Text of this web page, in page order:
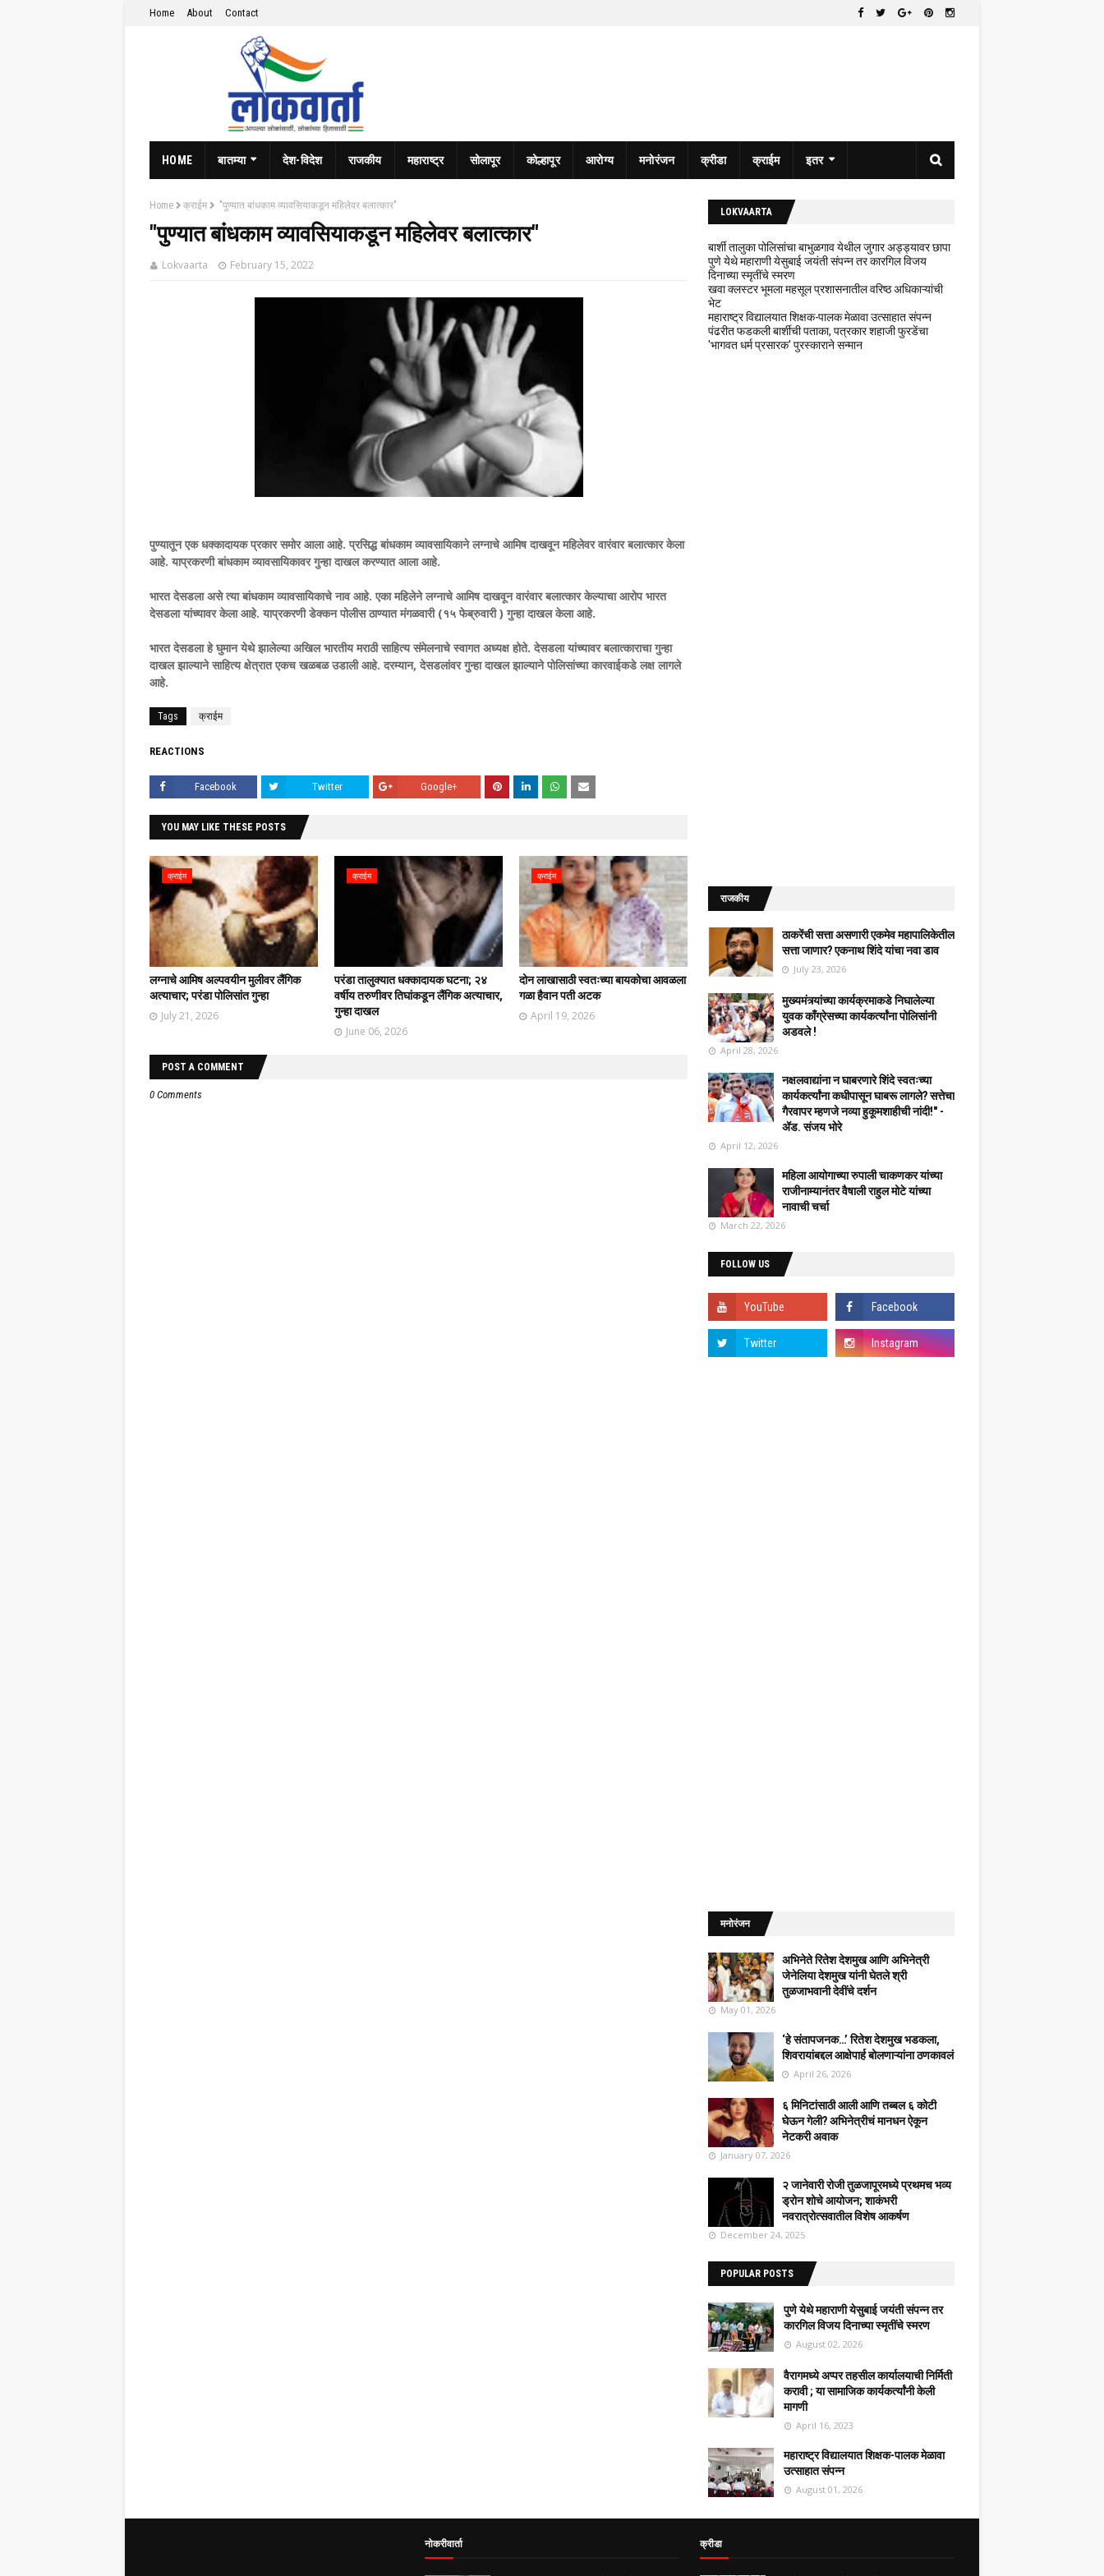
Home About Contact
HOME बातम्या देश-विदेश राजकीय महाराष्ट्र सोलापूर कोल्हापूर आरोग्य मनोरंजन क्रीडा क्राईम इतर
Home क्राईम "पुण्यात बांधकाम व्यावसियाकडून महिलेवर बलात्कार"
"पुण्यात बांधकाम व्यावसियाकडून महिलेवर बलात्कार"
Lokvaarta February 15, 2022
पुण्यातून एक धक्कादायक प्रकार समोर आला आहे. प्रसिद्ध बांधकाम व्यावसायिकाने लग्नाचे आमिष दाखवून महिलेवर वारंवार बलात्कार केला
आहे. याप्रकरणी बांधकाम व्यावसायिकावर गुन्हा दाखल करण्यात आला आहे.
भारत देसडला असे त्या बांधकाम व्यावसायिकाचे नाव आहे. एका महिलेने लग्नाचे आमिष दाखवून वारंवार बलात्कार केल्याचा आरोप भारत
देसडला यांच्यावर केला आहे. याप्रकरणी डेक्कन पोलीस ठाण्यात मंगळवारी (१५ फेब्रुवारी ) गुन्हा दाखल केला आहे.
भारत देसडला हे घुमान येथे झालेल्या अखिल भारतीय मराठी साहित्य संमेलनाचे स्वागत अध्यक्ष होते. देसडला यांच्यावर बलात्काराचा गुन्हा
दाखल झाल्याने साहित्य क्षेत्रात एकच खळबळ उडाली आहे. दरम्यान, देसडलांवर गुन्हा दाखल झाल्याने पोलिसांच्या कारवाईकडे लक्ष लागले
आहे.
Tags क्राईम
REACTIONS
Facebook Twitter Google+
YOU MAY LIKE THESE POSTS
क्राईम
लग्नाचे आमिष अल्पवयीन मुलीवर लैंगिक
अत्याचार; परंडा पोलिसांत गुन्हा
July 21, 2026
क्राईम
परंडा तालुक्यात धक्कादायक घटना; २४
वर्षीय तरुणीवर तिघांकडून लैंगिक अत्याचार,
गुन्हा दाखल
June 06, 2026
क्राईम
दोन लाखासाठी स्वतःच्या बायकोचा आवळला
गळा हैवान पती अटक
April 19, 2026
POST A COMMENT
0 Comments
LOKVAARTA
बार्शी तालुका पोलिसांचा बाभुळगाव येथील जुगार अड्ड्यावर छापा
पुणे येथे महाराणी येसुबाई जयंती संपन्न तर कारगिल विजय
दिनाच्या स्मृतींचे स्मरण
खवा क्लस्टर भूमला महसूल प्रशासनातील वरिष्ठ अधिकाऱ्यांची
भेट
महाराष्ट्र विद्यालयात शिक्षक-पालक मेळावा उत्साहात संपन्न
पंढरीत फडकली बार्शीची पताका, पत्रकार शहाजी फुरडेंचा
'भागवत धर्म प्रसारक' पुरस्काराने सन्मान
राजकीय
ठाकरेंची सत्ता असणारी एकमेव महापालिकेतील
सत्ता जाणार? एकनाथ शिंदे यांचा नवा डाव
July 23, 2026
मुख्यमंत्र्यांच्या कार्यक्रमाकडे निघालेल्या
युवक काँग्रेसच्या कार्यकर्त्यांना पोलिसांनी
अडवले !
April 28, 2026
नक्षलवाद्यांना न घाबरणारे शिंदे स्वतःच्या
कार्यकर्त्यांना कधीपासून घाबरू लागले? सत्तेचा
गैरवापर म्हणजे नव्या हुकूमशाहीची नांदी!" -
ॲड. संजय भोरे
April 12, 2026
महिला आयोगाच्या रुपाली चाकणकर यांच्या
राजीनाम्यानंतर वैषाली राहुल मोटे यांच्या
नावाची चर्चा
March 22, 2026
FOLLOW US
मनोरंजन
अभिनेते रितेश देशमुख आणि अभिनेत्री
जेनेलिया देशमुख यांनी घेतले श्री
तुळजाभवानी देवींचे दर्शन
May 01, 2026
‘हे संतापजनक…’ रितेश देशमुख भडकला,
शिवरायांबद्दल आक्षेपार्ह बोलणाऱ्यांना ठणकावलं
April 26, 2026
६ मिनिटांसाठी आली आणि तब्बल ६ कोटी
घेऊन गेली? अभिनेत्रीचं मानधन ऐकून
नेटकरी अवाक
January 07, 2026
२ जानेवारी रोजी तुळजापूरमध्ये प्रथमच भव्य
ड्रोन शोचे आयोजन; शाकंभरी
नवरात्रोत्सवातील विशेष आकर्षण
December 24, 2025
POPULAR POSTS
पुणे येथे महाराणी येसुबाई जयंती संपन्न तर
कारगिल विजय दिनाच्या स्मृतींचे स्मरण
August 02, 2026
वैरागमध्ये अप्पर तहसील कार्यालयाची निर्मिती
करावी ; या सामाजिक कार्यकर्त्यांनी केली
मागणी
April 16, 2023
महाराष्ट्र विद्यालयात शिक्षक-पालक मेळावा
उत्साहात संपन्न
August 01, 2026
नोकरीवार्ता क्रीडा